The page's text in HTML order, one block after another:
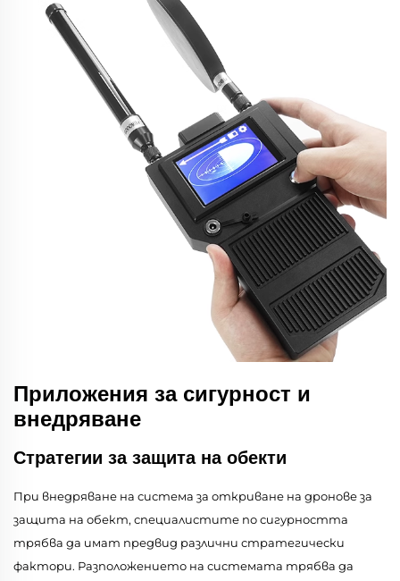
Приложения за сигурност и
внедряване
Стратегии за защита на обекти
При внедряване на система за откриване на дронове за
защита на обект, специалистите по сигурността
трябва да имат предвид различни стратегически
фактори. Разположението на системата трябва да